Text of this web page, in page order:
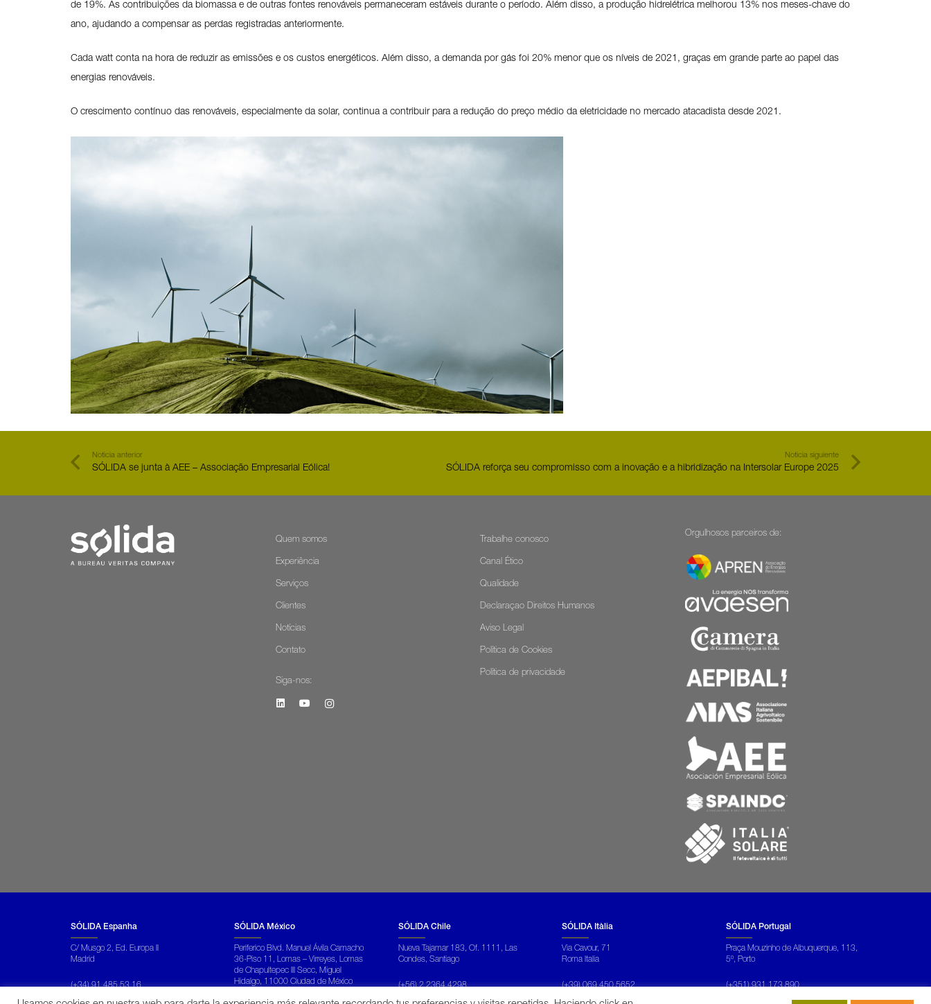
de 19%. As contribuições da biomassa e de outras fontes renováveis permaneceram estáveis durante o período. Além disso, a produção hidrelétrica melhorou 13% nos meses-chave do
ano, ajudando a compensar as perdas registradas anteriormente.
Cada watt conta na hora de reduzir as emissões e os custos energéticos. Além disso, a demanda por gás foi 20% menor que os níveis de 2021, graças em grande parte ao papel das
energias renováveis.
O crescimento contínuo das renováveis, especialmente da solar, continua a contribuir para a redução do preço médio da eletricidade no mercado atacadista desde 2021.
Noticia anterior
SÓLIDA se junta à AEE – Associação Empresarial Eólica!
Noticia siguiente
SÓLIDA reforça seu compromisso com a inovação e a hibridização na Intersolar Europe 2025
Quem somos
Experiência
Serviços
Clientes
Notícias
Contato
Siga-nos:
Trabalhe conosco
Canal Ético
Qualidade
Declaraçao Direitos Humanos
Aviso Legal
Política de Cookies
Política de privacidade
Orgulhosos parceiros de:
SÓLIDA Espanha
C/ Musgo 2, Ed. Europa II
Madrid
(+34) 91 485 53 16
SÓLIDA México
Periferico Blvd. Manuel Ávila Camacho
36-Piso 11, Lomas – Virreyes, Lomas
de Chapultepec III Secc, Miguel
Hidalgo, 11000 Ciudad de México
SÓLIDA Chile
Nueva Tajamar 183, Of. 1111, Las
Condes, Santiago
(+56) 2 2364 4298
SÓLIDA Itàlia
Via Cavour, 71
Roma Italia
(+39) 069 450 5652
SÓLIDA Portugal
Praça Mouzinho de Albuquerque, 113,
5º, Porto
(+351)931 173 890